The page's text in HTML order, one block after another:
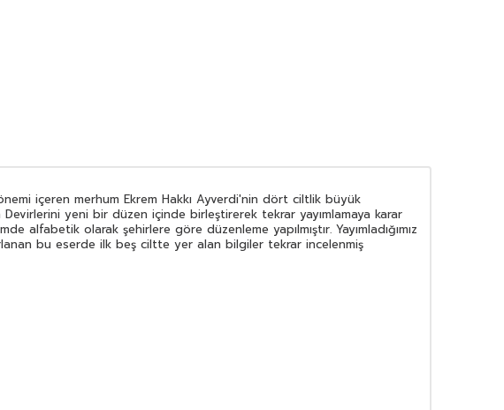
ve
içeren merhum Ekrem Hakkı Ayverdi'nin dört ciltlik büyük
Devirlerini yeni bir düzen içinde birleştirerek tekrar yayımlamaya karar
olarak şehirlere göre düzenleme yapılmıştır. Yayımladığımız
bu eserde ilk beş ciltte yer alan bilgiler tekrar incelenmiş